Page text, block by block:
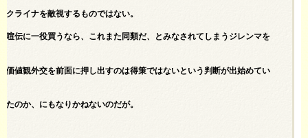
ライナを敵視するものではない。
伝に一役買うなら、これまた同類だ、とみなされてしまうジレンマを
値観外交を前面に押し出すのは得策ではないという判断が出始めてい
のか、にもなりかねないのだが。